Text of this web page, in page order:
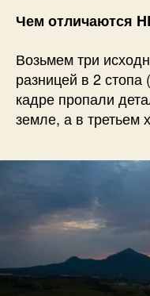
Чем отличаются
Возьмем три
разницей в 2
кадре пропали
земле, а в третьем